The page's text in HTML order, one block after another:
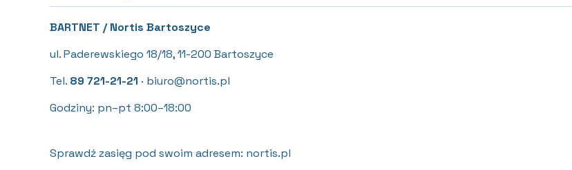
BARTNET / Nortis Bartoszyce
ul. Paderewskiego 18/18, 11-200 Bartoszyce
Tel. 89 721-21-21 · biuro@nortis.pl
Godziny: pn–pt 8:00–18:00
Sprawdź zasięg pod swoim adresem: nortis.pl